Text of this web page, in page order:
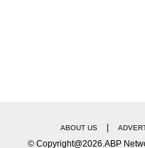
आहे? आणि या सगळ्यामागे
ABOUT US
© Copyright@2026.ABP